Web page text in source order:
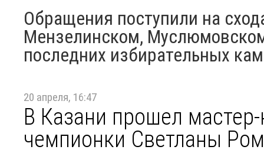
Обращения поступили на
Мензелинском,
последних избирательных
20 апреля, 16:47
В Казани прошел
чемпионки Светланы